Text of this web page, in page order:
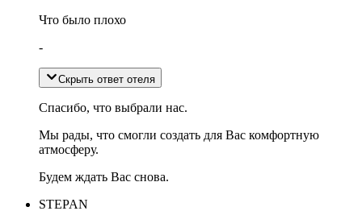
Что было плохо
-
Скрыть ответ отеля
Спасибо, что выбрали нас.
Мы рады, что смогли создать для Вас комфортную
атмосферу.
Будем ждать Вас снова.
STEPAN